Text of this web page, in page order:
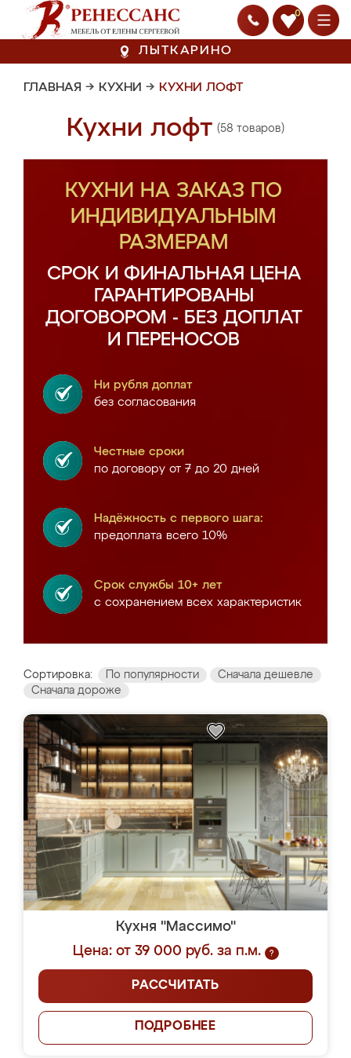
0
ЛЫТКАРИНО
ГЛАВНАЯ → КУХНИ → КУХНИ ЛОФТ
Кухни лофт (58 товаров)
КУХНИ НА ЗАКАЗ ПО
ИНДИВИДУАЛЬНЫМ
РАЗМЕРАМ
СРОК И ФИНАЛЬНАЯ ЦЕНА
ГАРАНТИРОВАНЫ
ДОГОВОРОМ - БЕЗ ДОПЛАТ
И ПЕРЕНОСОВ
Ни рубля доплат
без согласования
Честные сроки
по договору от 7 до 20 дней
Надёжность с первого шага:
предоплата всего 10%
Срок службы 10+ лет
с сохранением всех характеристик
Сортировка: По популярности
Сначала дешевле
Сначала дороже
Кухня "Массимо"
Цена: от 39 000 руб. за п.м.
?
РАССЧИТАТЬ
ПОДРОБНЕЕ